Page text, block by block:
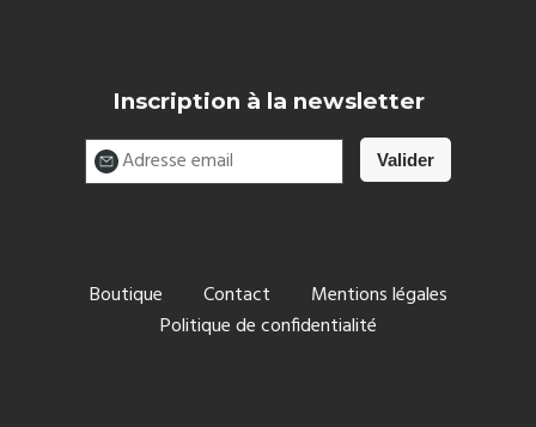
Inscription à la newsletter
Boutique Contact
Mentions légales
Politique de confidentialité